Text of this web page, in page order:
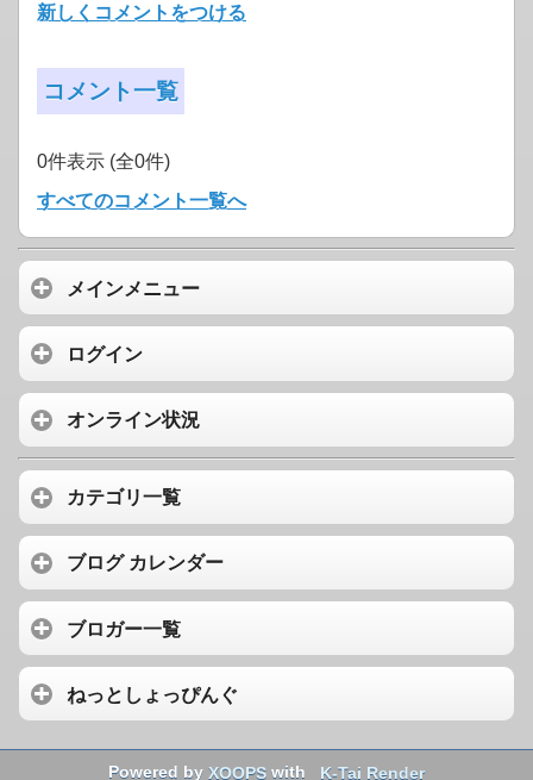
新しくコメントをつける
コメント一覧
0件表示 (全0件)
すべてのコメント一覧へ
メインメニュー
ログイン
オンライン状況
カテゴリ一覧
ブログ カレンダー
ブロガー一覧
ねっとしょっぴんぐ
Powered byXOOPS with K-Tai Render